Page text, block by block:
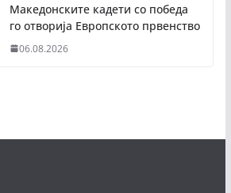
Македонските кадети со победа
го отворија Европското првенство
06.08.2026